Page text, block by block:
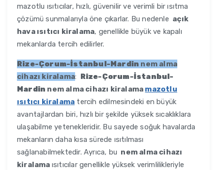
mazotlu ısıtıcılar, hızlı, güvenilir ve verimli bir ısıtma
çözümü sunmalarıyla öne çıkarlar. Bu nedenle açık
hava ısıtıcı kiralama, genellikle büyük ve kapalı
mekanlarda tercih edilirler.
Rize-Çorum-İstanbul-Mardin nem alma
cihazı kiralama: Rize-Çorum-İstanbul-
Mardin nem alma cihazı kiralama mazotlu
ısıtıcı kiralama tercih edilmesindeki en büyük
avantajlardan biri, hızlı bir şekilde yüksek sıcaklıklara
ulaşabilme yetenekleridir. Bu sayede soğuk havalarda
mekanların daha kısa sürede ısıtılması
sağlanabilmektedir. Ayrıca, bu nem alma cihazı
kiralama ısıtıcılar genellikle yüksek verimlilikleriyle